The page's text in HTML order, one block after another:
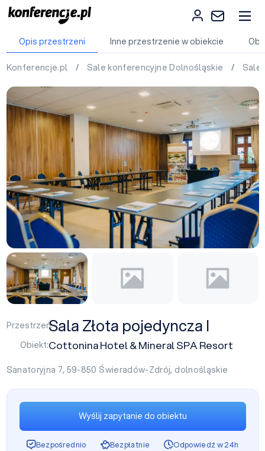
Opis przestrzeni Inne przestrzenie w obiekcie
Konferencje.pl / Sale konferencyjne Dolnośląskie / Sale
Przestrzeń:Sala Złota pojedyncza I
Obiekt:Cottonina Hotel & Mineral SPA Resort
Sanatoryjna 7, 59-850 Świeradów-Zdrój, dolnośląskie
Wyślij zapytanie do obiektu
Bezpośrednio Bezpłatnie Odpowiedź w 24h